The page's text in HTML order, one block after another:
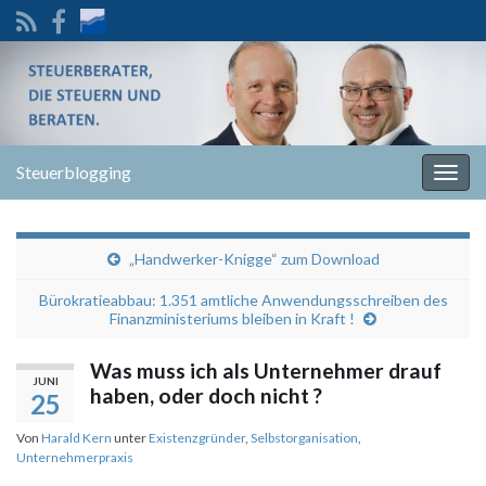
Steuerblogging
„Handwerker-Knigge“ zum Download
Bürokratieabbau: 1.351 amtliche Anwendungsschreiben des
Finanzministeriums bleiben in Kraft !
JUNI
25
Was muss ich als Unternehmer drauf
haben, oder doch nicht ?
Von Harald Kern unterExistenzgründer, Selbstorganisation
Unternehmerpraxis